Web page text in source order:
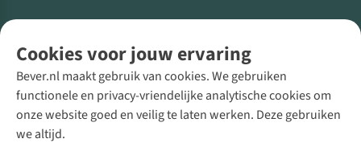
Cookies voor jouw ervaring
Bever.nl maakt gebruik van cookies. We gebruiken
functionele en privacy-vriendelijke analytische cookies om
onze website goed en veilig te laten werken. Deze gebruiken
we altijd.
Direct advies van een Buitenexpert